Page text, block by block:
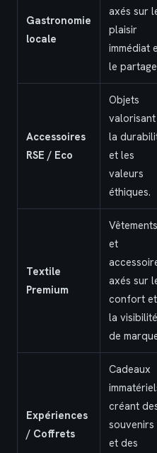
Gastronomie
locale
axés sur
plaisir
immédiat
le
Accessoires
RSE / Eco
Objets
valorisant
la
et les
valeurs
éthiques.
Textile
Premium
Vêtements
et
axés sur
confort et
la visibilité
de
Expériences
/ Coffrets
Cadeaux
créant
souvenirs
et des